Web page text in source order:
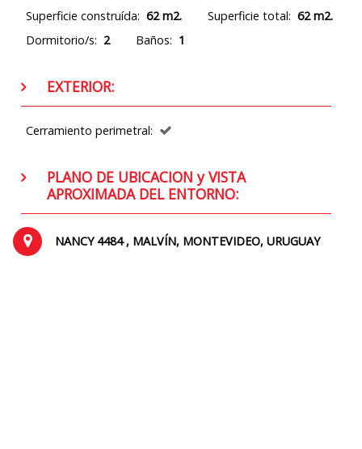
Superficie construída: 62 m2. Superficie total: 62 m2.
Dormitorio/s: 2 Baños: 1
EXTERIOR:
Cerramiento perimetral:
PLANO DE UBICACION y VISTA
APROXIMADA DEL ENTORNO:
NANCY 4484 , MALVÍN, MONTEVIDEO, URUGUAY